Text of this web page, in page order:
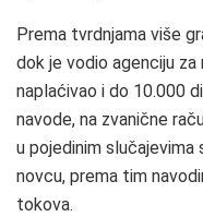
Prema tvrdnjama više
dok je vodio agenciju
naplaćivao i do 10.000
navode, na zvanične
u pojedinim slučajevima
novcu, prema tim
tokova.